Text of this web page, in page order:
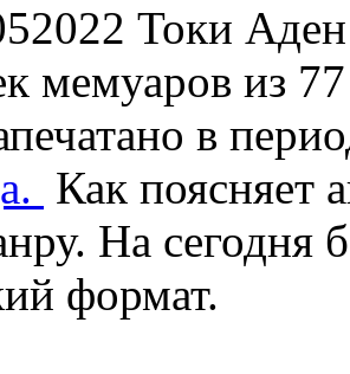
Токи
мемуаров из
в
Как поясняет
На сегодня
формат.